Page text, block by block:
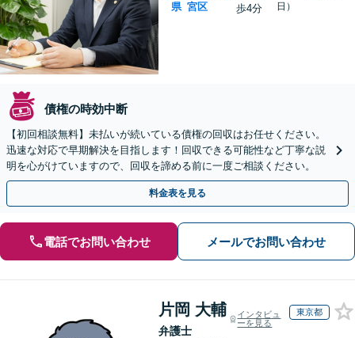
県 宮区
歩4分
日）
債権の時効中断
【初回相談無料】未払いが続いている債権の回収はお任せください。
迅速な対応で早期解決を目指します！回収できる可能性など丁寧な説
明を心がけていますので、回収を諦める前に一度ご相談ください。
料金表を見る
電話でお問い合わせ メールでお問い合わせ
片岡 大輔
弁護士
インタビュ
ーを見る
東京都